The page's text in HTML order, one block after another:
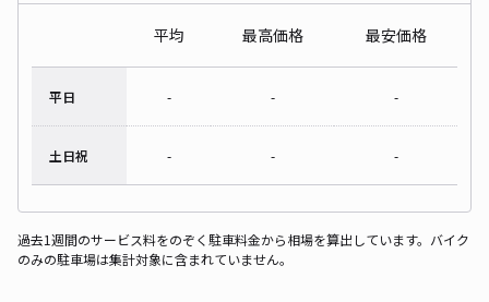
平均 最高価格 最安価格
平日 - - -
土日祝 - - -
過去1週間のサービス料をのぞく駐車料金から相場を算出しています。バイク
のみの駐車場は集計対象に含まれていません。